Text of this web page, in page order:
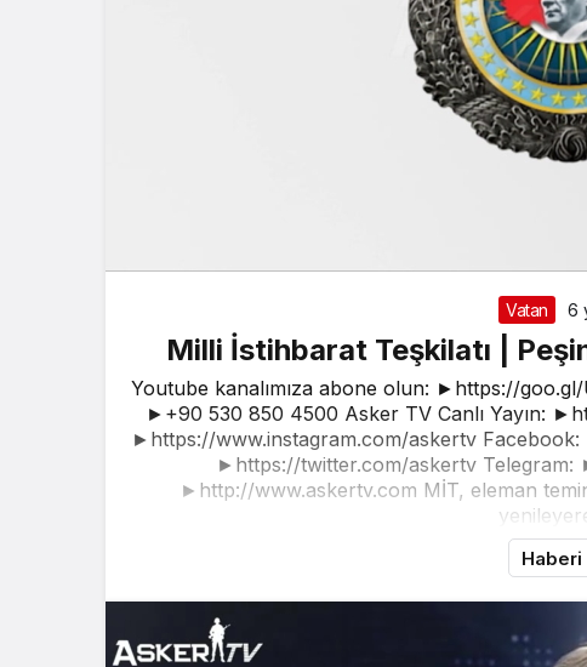
Vatan 6
Milli İstihbarat Teşkilatı |
Youtube kanalımıza abone olun: ►https://
►+90 530 850 4500 Asker TV Canlı Yayın:
►https://www.instagram.com/askertv
►https://twitter.com/askertv Telegram:
►http://www.askertv.com MİT, eleman
Haberi